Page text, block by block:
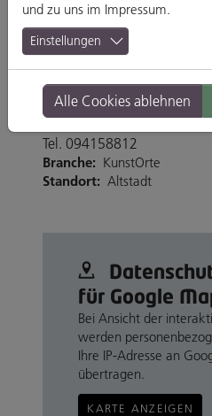
Tändlergasse 7, 93047
Tel. 094158812
Branche: KunstOrte
Standort: Altstadt
für Google
Bei Ansicht der
werden
Ihre IP-Adresse an
übertragen.
KARTE ANZEIGEN
und zu uns im Impressum.
Einstellungen
Alle Cookies ablehnen